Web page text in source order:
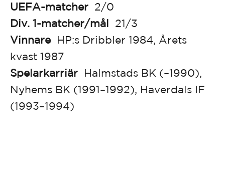
UEFA-matcher 2/0
Div. 1-matcher/mål 21/3
Vinnare HP:s Dribbler 1984, Årets
kvast 1987
Spelarkarriär Halmstads BK (–1990),
Nyhems BK (1991–1992), Haverdals IF
(1993–1994)